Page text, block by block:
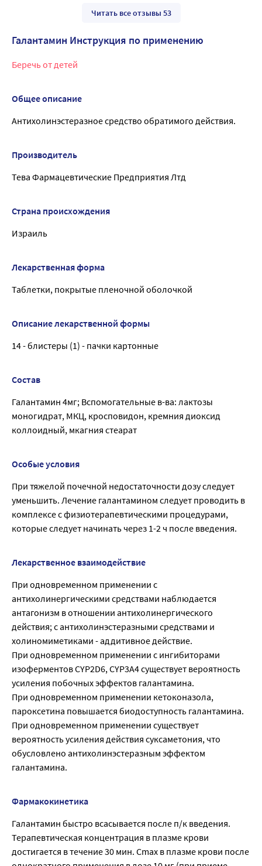
Читать все отзывы 53
Галантамин Инструкция по применению
Беречь от детей
Общее описание
Антихолинэстеразное средство обратимого действия.
Производитель
Тева Фармацевтические Предприятия Лтд
Страна происхождения
Израиль
Лекарственная форма
Таблетки, покрытые пленочной оболочкой
Описание лекарственной формы
14 - блистеры (1) - пачки картонные
Состав
Галантамин 4мг; Вспомогательные в-ва: лактозы
моногидрат, МКЦ, кросповидон, кремния диоксид
коллоидный, мкагния стеарат
Особые условия
При тяжелой почечной недостаточности дозу следует
уменьшить. Лечение галантамином следует проводить в
комплексе с физиотерапевтическими процедурами,
которые следует начинать через 1-2 ч после введения.
Лекарственное взаимодействие
При одновременном применении с
антихолинергическими средствами наблюдается
антагонизм в отношении антихолинергического
действия; с антихолинэстеразными средствами и
холиномиметиками - аддитивное действие.
При одновременном применении с ингибиторами
изоферментов CYP2D6, CYP3A4 существует вероятность
усиления побочных эффектов галантамина.
При одновременном применении кетоконазола,
пароксетина повышается биодоступность галантамина.
При одновременном применении существует
вероятность усиления действия суксаметония, что
обусловлено антихолинэстеразным эффектом
галантамина.
Фармакокинетика
Галантамин быстро всасывается после п/к введения.
Терапевтическая концентрация в плазме крови
достигается в течение 30 мин. Cmax в плазме крови после